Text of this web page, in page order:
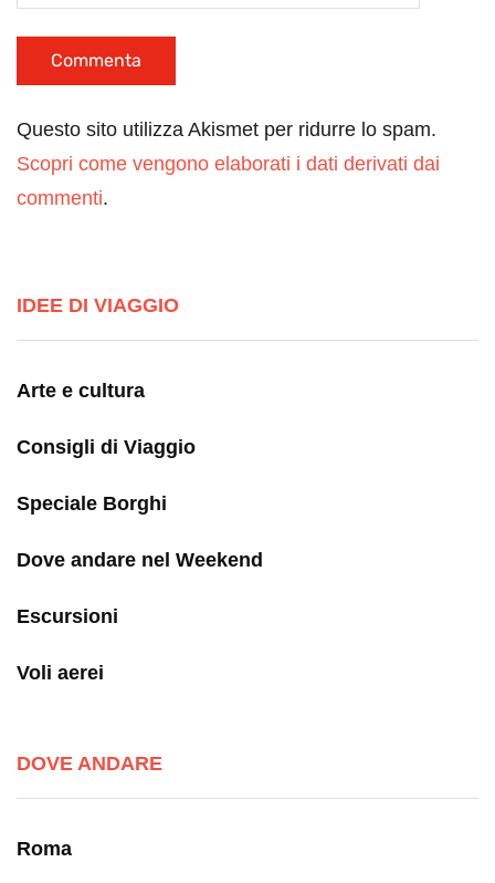
Questo sito utilizza Akismet per ridurre lo spam.
Scopri come vengono elaborati i dati derivati dai
commenti.
IDEE DI VIAGGIO
Arte e cultura
Consigli di Viaggio
Speciale Borghi
Dove andare nel Weekend
Escursioni
Voli aerei
DOVE ANDARE
Roma